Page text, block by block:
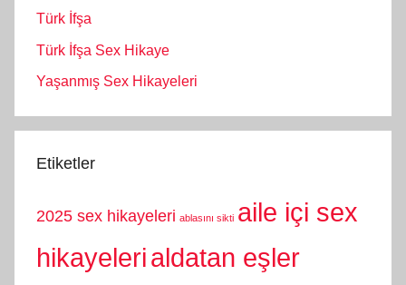
Türk İfşa
Türk İfşa Sex Hikaye
Yaşanmış Sex Hikayeleri
Etiketler
2025 sex hikayeleri ablasını sikti aile içi sex
hikayelerialdatan eşler